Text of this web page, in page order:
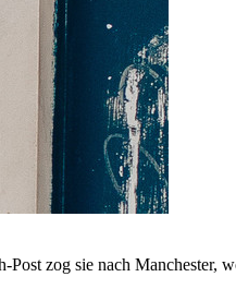
zog sie nach Manchester,